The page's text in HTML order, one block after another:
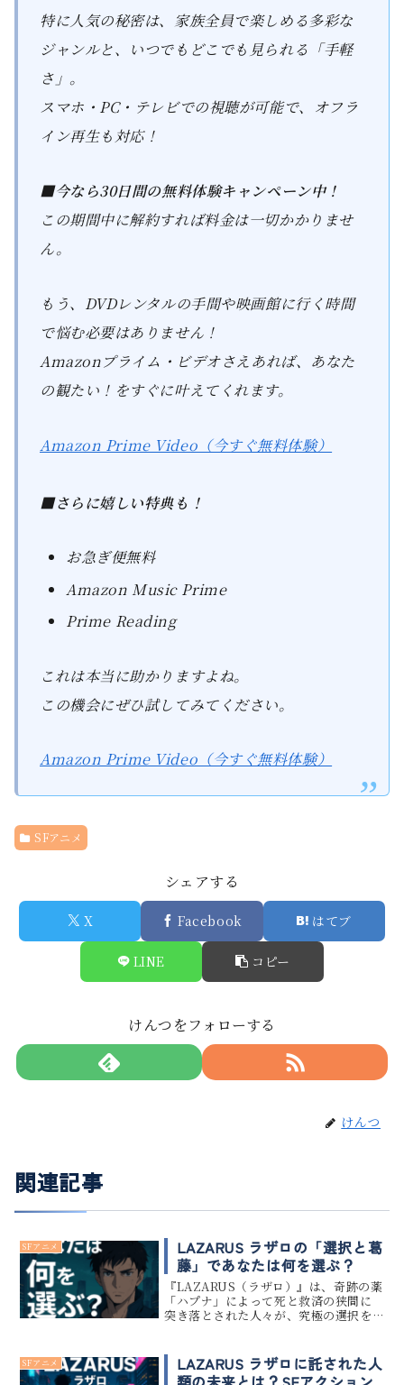
特に人気の秘密は、家族全員で楽しめる多彩な
ジャンルと、いつでもどこでも見られる「手軽
さ」。
スマホ・PC・テレビでの視聴が可能で、オフラ
イン再生も対応！
■今なら30日間の無料体験キャンペーン中！
この期間中に解約すれば料金は一切かかりませ
ん。
もう、DVDレンタルの手間や映画館に行く時間
で悩む必要はありません！
Amazonプライム・ビデオさえあれば、あなた
の観たい！をすぐに叶えてくれます。
Amazon Prime Video（今すぐ無料体験）
■さらに嬉しい特典も！
お急ぎ便無料
Amazon Music Prime
Prime Reading
これは本当に助かりますよね。
この機会にぜひ試してみてください。
Amazon Prime Video（今すぐ無料体験）
SFアニメ
シェアする
X Facebook はてブ
LINE コピー
けんつをフォローする
けんつ
関連記事
SFアニメ
LAZARUS ラザロの「選択と葛
藤」であなたは何を選ぶ？
『LAZARUS（ラザロ）』は、奇跡の薬
「ハプナ」によって死と救済の狭間に
突き落とされた人々が、究極の選択を
きること」に伴う痛みや葛藤が丁寧に
描かれています。この記事では...
SFアニメ
LAZARUS ラザロに託された人